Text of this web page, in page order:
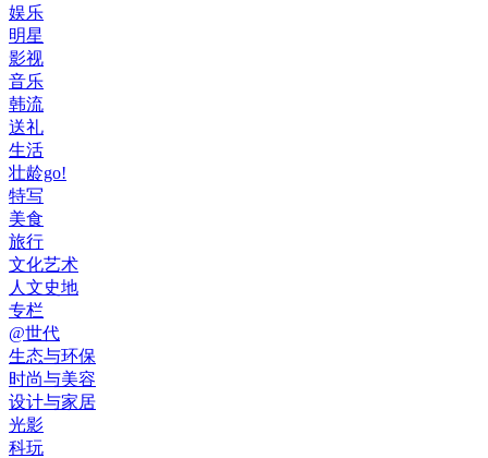
娱乐
明星
影视
音乐
韩流
送礼
生活
壮龄go!
特写
美食
旅行
文化艺术
人文史地
专栏
@世代
生态与环保
时尚与美容
设计与家居
光影
科玩